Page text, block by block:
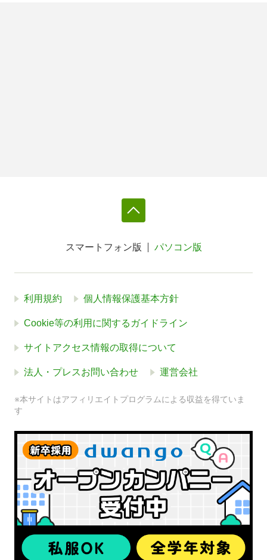
スマートフォン版 パソコン版
利用規約 個人情報保護基本方針
Cookie等の利用に関するガイドライン
サイトアクセス情報の取得について
法人・プレスお問い合わせ 運営会社
※本サイトはアフィリエイトプログラムによる収益を得ていま
す